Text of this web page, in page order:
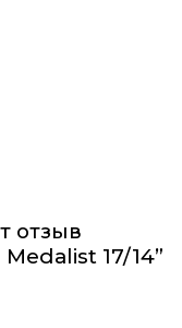
отзыв
17/14”